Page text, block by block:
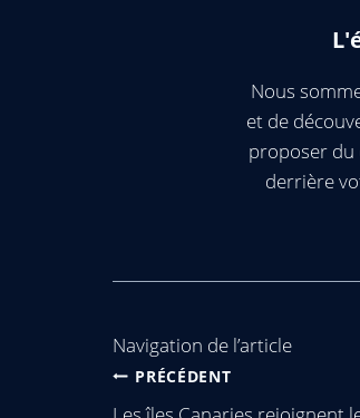
Nous
et de
proposer
derrière
Navigation de l’article
PRÉCÉDENT